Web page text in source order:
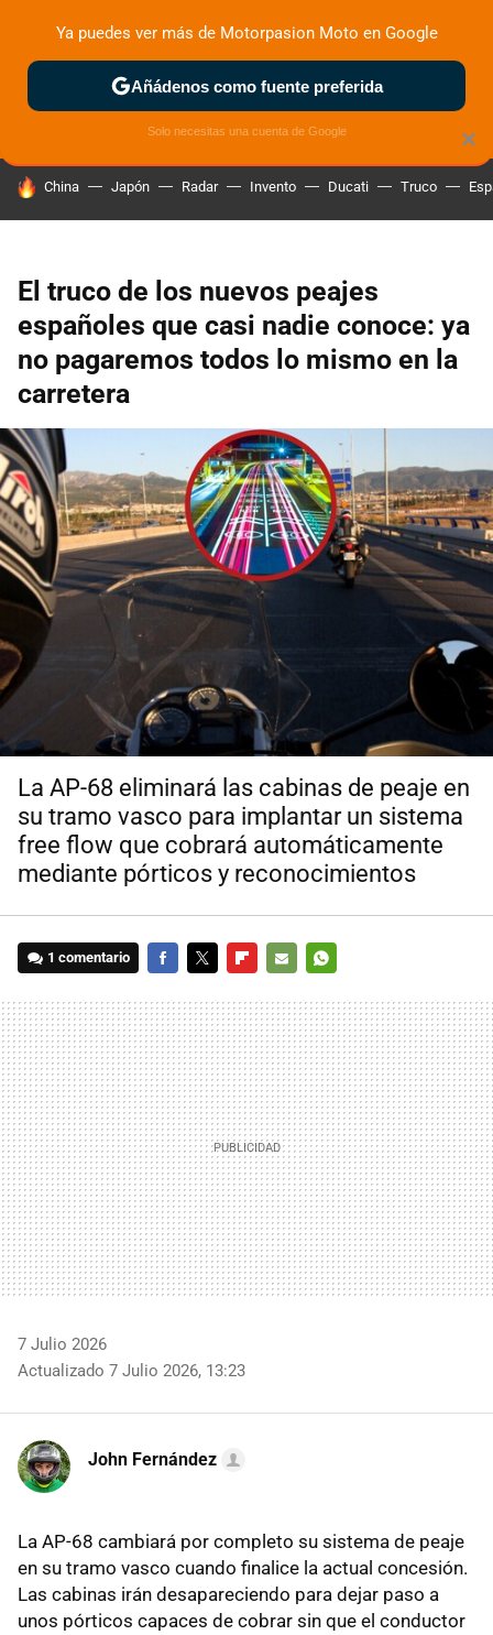
ZONA DE PRUEBAS DEPORTIVAS MOTOS ELÉCTRICAS
HOY SE HABLA DE
China Japón Radar Invento Ducati Truco
El truco de los nuevos peajes
españoles que casi nadie conoce: ya
no pagaremos todos lo mismo en la
carretera
La AP-68 eliminará las cabinas de peaje en
su tramo vasco para implantar un sistema
free flow que cobrará automáticamente
mediante pórticos y reconocimientos
1 comentario
MAIL
7 Julio 2026
Actualizado 7 Julio 2026, 13:23
John Fernández
La AP-68 cambiará por completo su sistema de peaje
en su tramo vasco cuando finalice la actual concesión.
Las cabinas irán desapareciendo para dejar paso a
unos pórticos capaces de cobrar sin que el conductor
×
Ya puedes ver más de Motorpasion Moto en Google
Añádenos como fuente preferida
Solo necesitas una cuenta de Google